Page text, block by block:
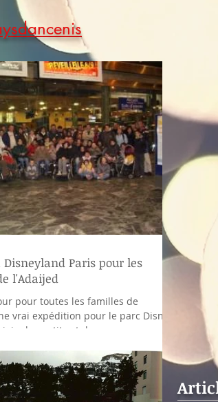
Disneyland Paris pour les
l'Adaijed
pour toutes les familles de
vrai expédition pour le parc Disney,
joie des petits et des...